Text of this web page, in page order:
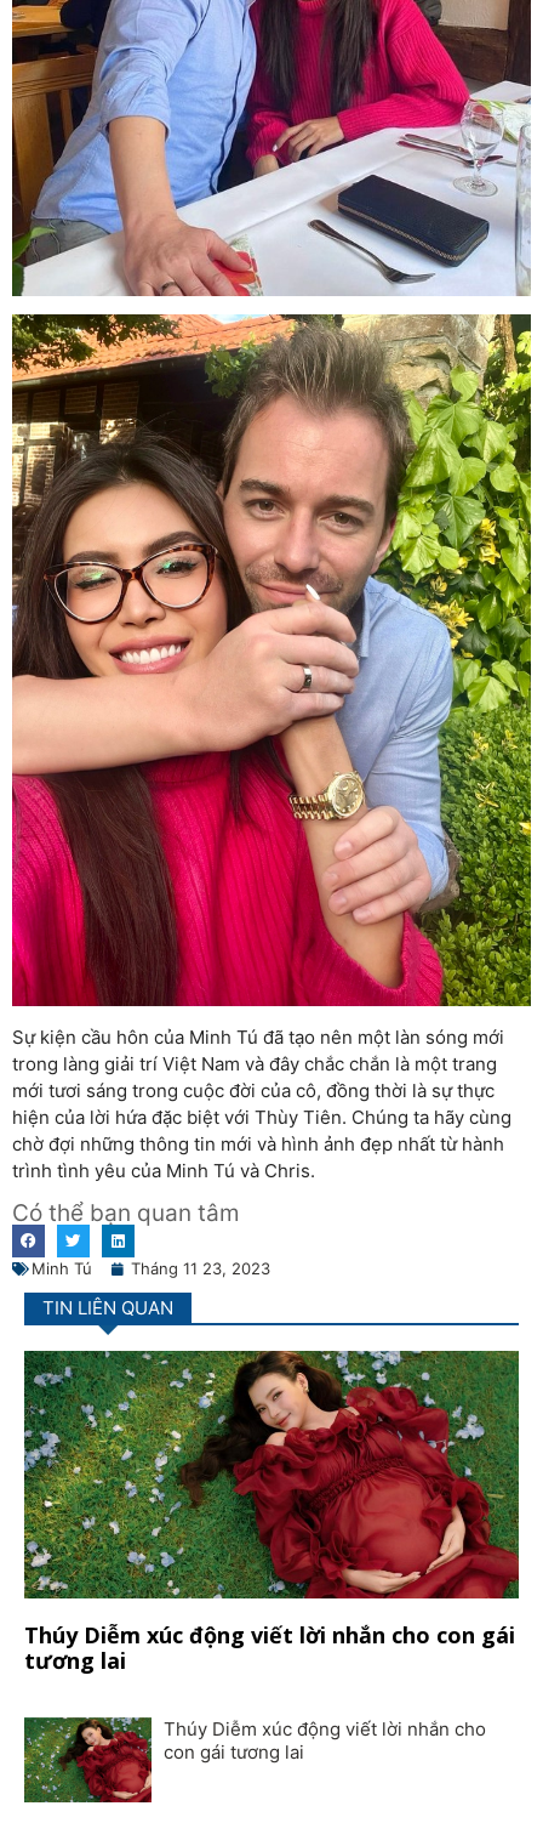
Sự kiện cầu hôn của Minh Tú đã tạo nên một làn sóng mới
trong làng giải trí Việt Nam và đây chắc chắn là một trang
mới tươi sáng trong cuộc đời của cô, đồng thời là sự thực
hiện của lời hứa đặc biệt với Thùy Tiên. Chúng ta hãy cùng
chờ đợi những thông tin mới và hình ảnh đẹp nhất từ hành
trình tình yêu của Minh Tú và Chris.
Có thể bạn quan tâm
Minh Tú Tháng 11 23, 2023
TIN LIÊN QUAN
Thúy Diễm xúc động viết lời nhắn cho con gái
tương lai
Thúy Diễm xúc động viết lời nhắn cho
con gái tương lai